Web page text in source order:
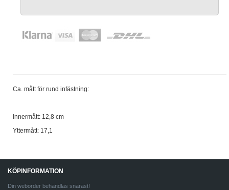
Ca. mått för rund infästning:
Innermått: 12,8 cm
Yttermått: 17,1
KÖPINFORMATION
Din weborder behandlas snarast!